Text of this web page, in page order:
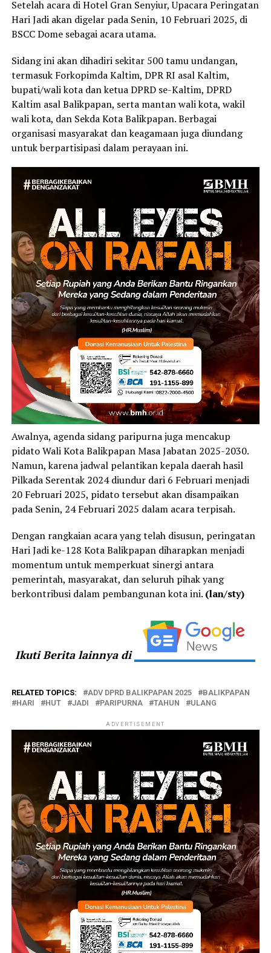
Setelah acara di Hotel Gran Senyiur, Upacara Peringatan
Hari Jadi akan digelar pada Senin, 10 Februari 2025, di
BSCC Dome sebagai acara utama.
Sidang ini akan dihadiri sekitar 500 tamu undangan,
termasuk Forkopimda Kaltim, DPR RI asal Kaltim,
bupati/wali kota dan ketua DPRD se-Kaltim, DPRD
Kaltim asal Balikpapan, serta mantan wali kota, wakil
wali kota, dan Sekda Kota Balikpapan. Berbagai
organisasi masyarakat dan keagamaan juga diundang
untuk berpartisipasi dalam perayaan ini.
Awalnya, agenda sidang paripurna juga mencakup
pidato Wali Kota Balikpapan Masa Jabatan 2025-2030.
Namun, karena jadwal pelantikan kepala daerah hasil
Pilkada Serentak 2024 diundur dari 6 Februari menjadi
20 Februari 2025, pidato tersebut akan disampaikan
pada Senin, 24 Februari 2025 dalam acara terpisah.
Dengan rangkaian acara yang telah disusun, peringatan
Hari Jadi ke-128 Kota Balikpapan diharapkan menjadi
momentum untuk memperkuat sinergi antara
pemerintah, masyarakat, dan seluruh pihak yang
berkontribusi dalam pembangunan kota ini. (lan/sty)
Ikuti Berita lainnya di
RELATED TOPICS: ADV DPRD BALIKPAPAN 2025
BALIKPAPAN
HARI
HUT JADI PARIPURNA TAHUN ULANG
ADVERTISEMENT